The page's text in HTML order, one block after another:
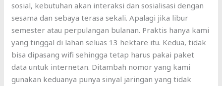
sosial, kebutuhan akan interaksi dan sosialisasi dengan
sesama dan sebaya terasa sekali. Apalagi jika libur
semester atau perpulangan bulanan. Praktis hanya kami
yang tinggal di lahan seluas 13 hektare itu. Kedua, tidak
bisa dipasang wifi sehingga tetap harus pakai paket
data untuk internetan. Ditambah nomor yang kami
gunakan keduanya punya sinyal jaringan yang tidak